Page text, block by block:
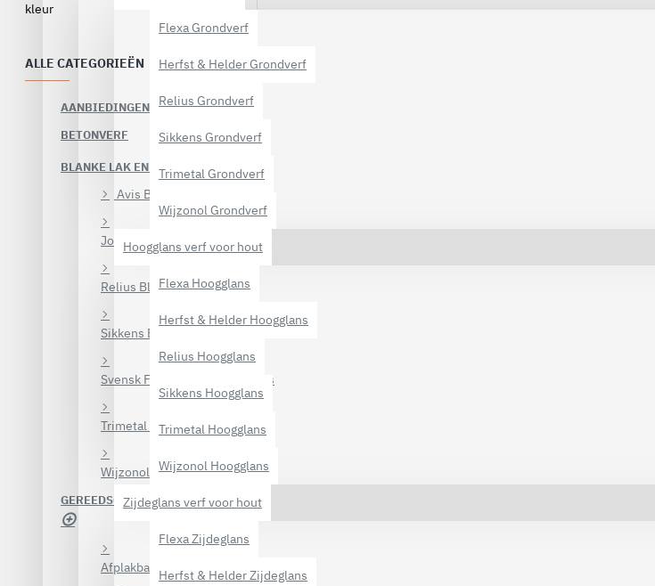
Flexa Grondverf
Herfst & Helder Grondverf
Relius Grondverf
Sikkens Grondverf
Trimetal Grondverf
Wijzonol Grondverf
Hoogglans verf voor hout
Flexa Hoogglans
Herfst & Helder Hoogglans
Relius Hoogglans
Sikkens Hoogglans
Trimetal Hoogglans
Wijzonol Hoogglans
Zijdeglans verf voor hout
Flexa Zijdeglans
Herfst & Helder Zijdeglans
kleur
ALLE CATEGORIEËN
AANBIEDINGEN
BETONVERF
BLANKE LAK EN BEITS
Avis Blanke lak
Jotun Blanke lak en beits
Relius Blanke lak en beits
Sikkens Blanke lak en beits
Svensk Färg Blanke lak en beits
Trimetal Blanke lak en beits
Wijzonol Blanke lak en beits
GEREEDSCHAP EN MATERIALEN
Afplakband en afdekfolie